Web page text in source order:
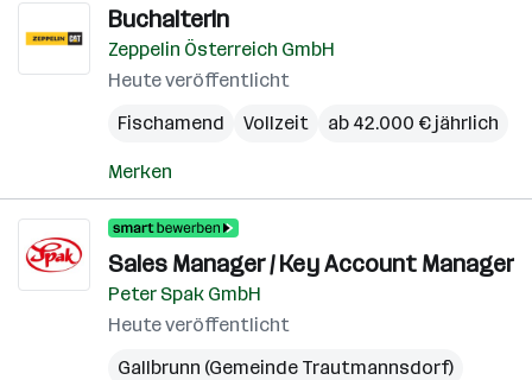
BuchalterIn
Zeppelin Österreich GmbH
Heute veröffentlicht
Fischamend
Vollzeit ab 42.000 € jährlich
Merken
Sales Manager / Key Account Manager
Peter Spak GmbH
Heute veröffentlicht
Gallbrunn (Gemeinde Trautmannsdorf)